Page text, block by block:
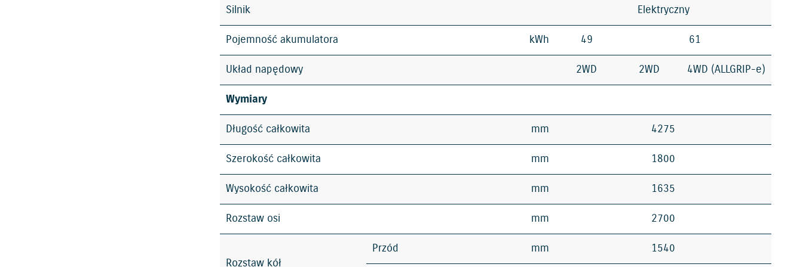
Silnik Elektryczny
Pojemność akumulatora kWh 49 61
Układ napędowy 2WD 2WD 4WD (ALLGRIP-e)
Wymiary
Długość całkowita mm 4275
Szerokość całkowita mm 1800
Wysokość całkowita mm 1635
Rozstaw osi mm 2700
Rozstaw kół
Przód mm 1540